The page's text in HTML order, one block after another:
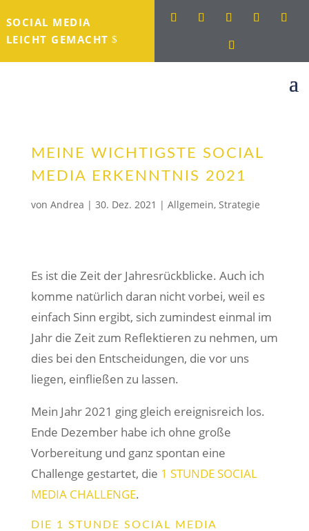
SOCIAL MEDIA
LEICHT GEMACHT
MEINE WICHTIGSTE SOCIAL
MEDIA ERKENNTNIS 2021
von Andrea | 30. Dez. 2021 | Allgemein, Strategie
Es ist die Zeit der Jahresrückblicke. Auch ich
komme natürlich daran nicht vorbei, weil es
einfach Sinn ergibt, sich zumindest einmal im
Jahr die Zeit zum Reflektieren zu nehmen, um
dies bei den Entscheidungen, die vor uns
liegen, einfließen zu lassen.
Mein Jahr 2021 ging gleich ereignisreich los.
Ende Dezember habe ich ohne große
Vorbereitung und ganz spontan eine
Challenge gestartet, die 1 STUNDE SOCIAL
MEDIA CHALLENGE.
DIE 1 STUNDE SOCIAL MEDIA